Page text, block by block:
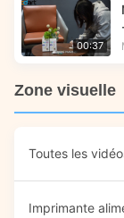
00:37
Zone visuelle
Toutes les
Imprimante